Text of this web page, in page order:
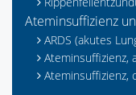
Ateminsuffizienz
ARDS (akutes
Ateminsuffizienz,
Ateminsuffizienz,